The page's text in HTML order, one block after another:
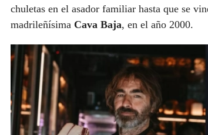
chuletas en el asador familiar hasta que se
madrileñísima Cava Baja, en el año 2000.